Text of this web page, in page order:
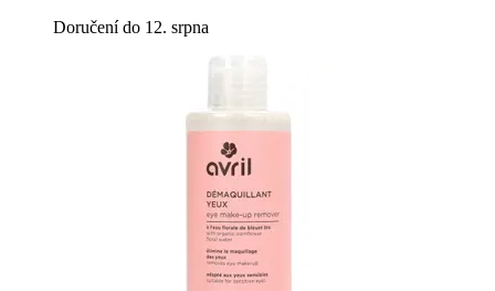
Doručení do 12. srpna